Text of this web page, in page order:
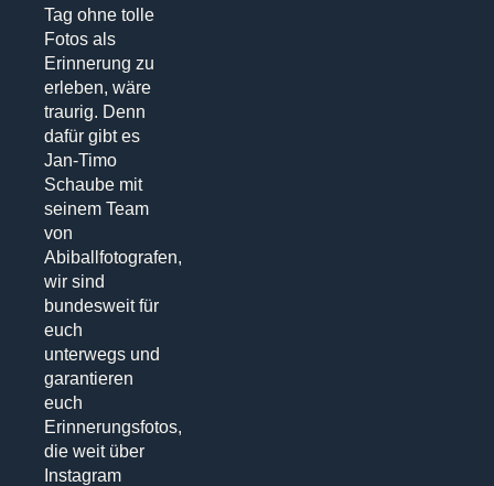
Tag ohne tolle
Fotos als
Erinnerung zu
erleben, wäre
traurig. Denn
dafür gibt es
Jan-Timo
Schaube mit
seinem Team
von
Abiballfotografen,
wir sind
bundesweit für
euch
unterwegs und
garantieren
euch
Erinnerungsfotos,
die weit über
Instagram